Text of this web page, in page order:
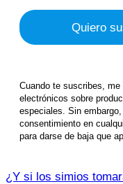
Cuando te suscribes,
electrónicos sobre
especiales. Sin
consentimiento en
para darse de baja que
¿Y si los simios